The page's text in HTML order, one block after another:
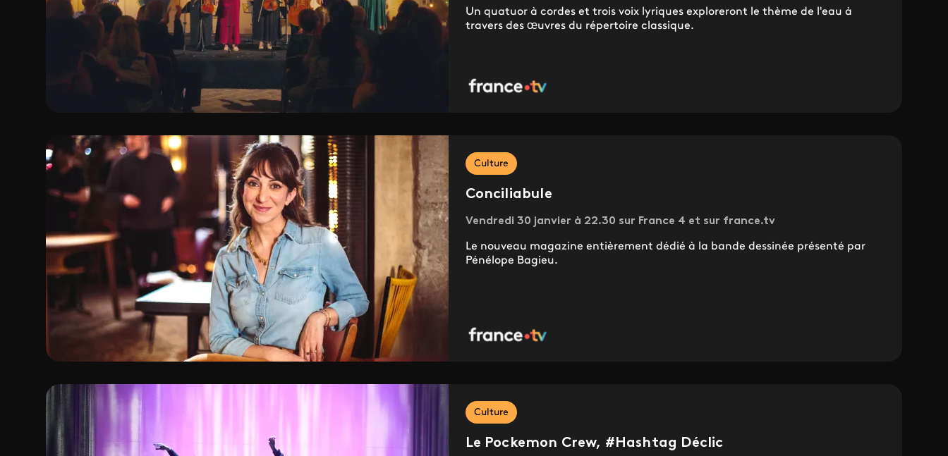
Un quatuor à cordes et trois voix lyriques exploreront le thème de l'eau à
travers des œuvres du répertoire classique.
Culture
Conciliabule
Vendredi 30 janvier à 22.30 sur France 4 et sur france.tv
Le nouveau magazine entièrement dédié à la bande dessinée présenté par
Pénélope Bagieu.
Culture
Le Pockemon Crew, #Hashtag Déclic